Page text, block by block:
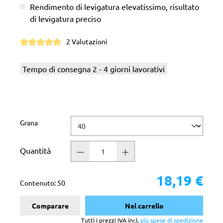
Rendimento di levigatura elevatissimo, risultato
di levigatura preciso
2 Valutazioni
Tempo di consegna 2 - 4 giorni lavorativi
Seleziona
Grana
Quantità
Contenuto: 50 18,19 €
Comparare Nel carrello
Tutti i prezzi IVA incl. più spese di spedizione